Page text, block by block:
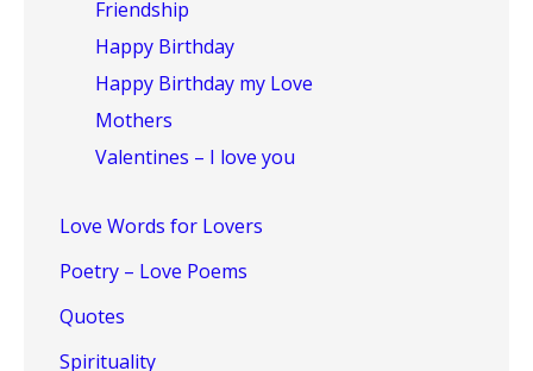
Friendship
Happy Birthday
Happy Birthday my Love
Mothers
Valentines – I love you
Love Words for Lovers
Poetry – Love Poems
Quotes
Spirituality